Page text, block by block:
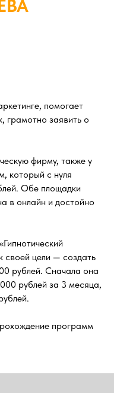
помогает
грамотно заявить о
фирму, также у
который с нуля
Обе площадки
в онлайн и достойно
своей цели — создать
рублей. Сначала она
рублей за 3 месяца,
программ